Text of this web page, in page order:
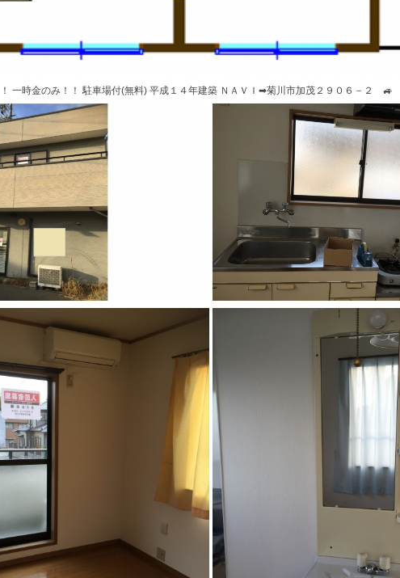
一時金のみ！！ 駐車場付(無料) 平成１４年建築 ＮＡＶＩ➡菊川市加茂２９０６－２ 🚙